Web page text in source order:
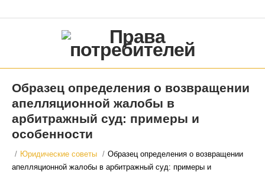
Образец определения о возвращении
апелляционной жалобы в
арбитражный суд: примеры и
особенности
/ Юридические советы / Образец определения о возвращении
апелляционной жалобы в арбитражный суд: примеры и